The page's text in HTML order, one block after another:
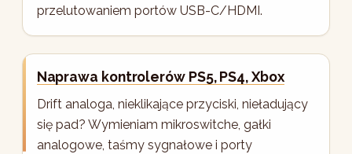
przelutowaniem portów USB-C/HDMI.
Naprawa kontrolerów PS5, PS4, Xbox
Drift analoga, nieklikające przyciski, nieładujący
się pad? Wymieniam mikroswitche, gałki
analogowe, taśmy sygnałowe i porty